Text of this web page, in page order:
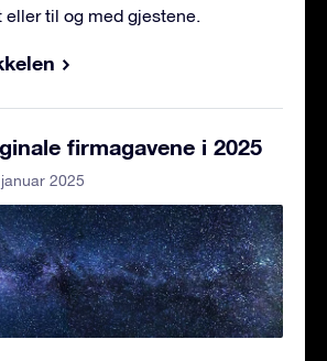
eller til og med gjestene.
firmagavene i 2025
2025